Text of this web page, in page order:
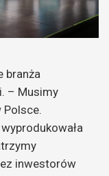
branża
– Musimy
Polsce.
inwestorów